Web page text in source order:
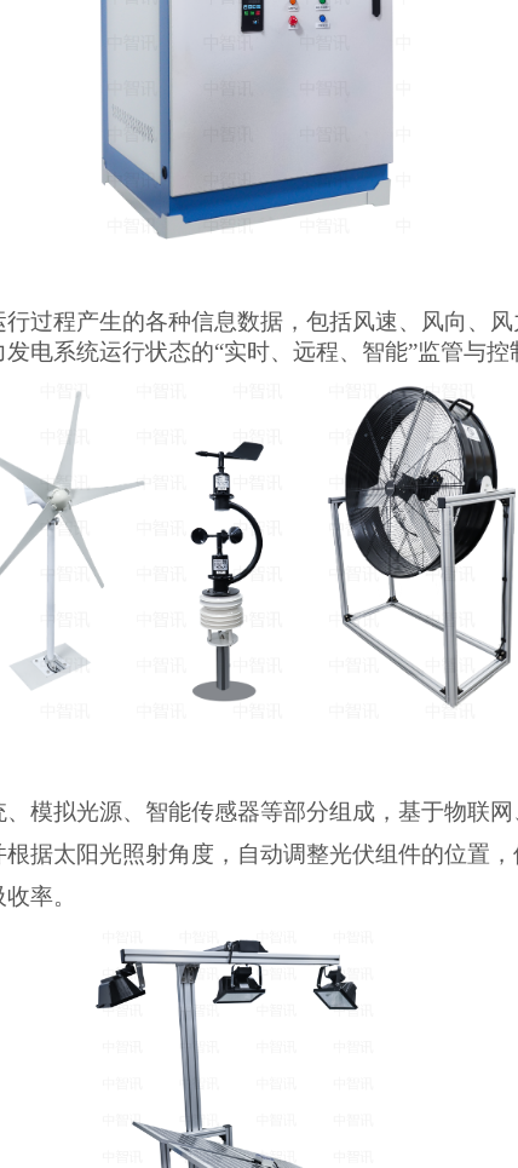
过程产生的各种信息数据，包括风速、风向、
电系统运行状态的“实时、远程、智能”监管与
模拟光源、智能传感器等部分组成，基于物联网
据太阳光照射角度，自动调整光伏组件的位置
率。